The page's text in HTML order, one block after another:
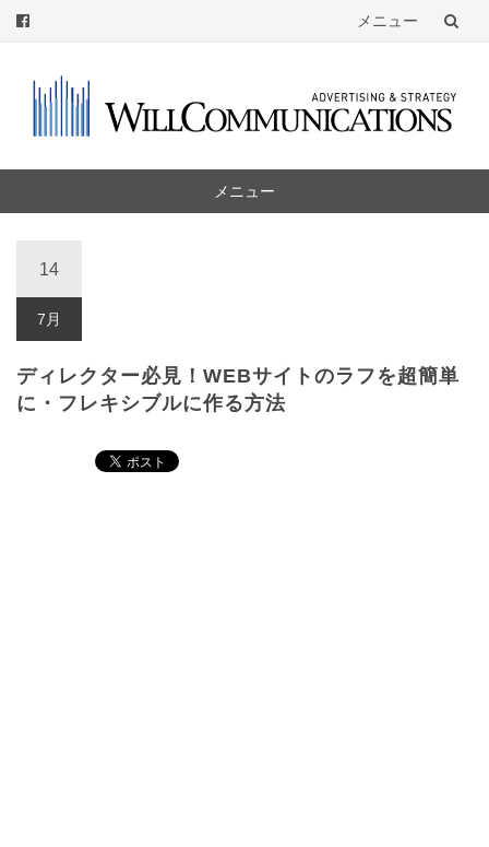
メニュー
ン
へ
メニュー
14
7月
ディレクター必見！WEBサイトのラフを超簡単
に・フレキシブルに作る方法